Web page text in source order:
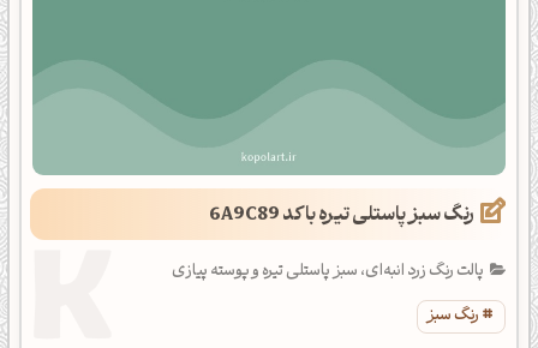
رنگ سبز پاستلی تیره با کد 6A9C89
پالت رنگ زرد انبه‌ای، سبز پاستلی تیره و پوسته پیازی
رنگ سبز